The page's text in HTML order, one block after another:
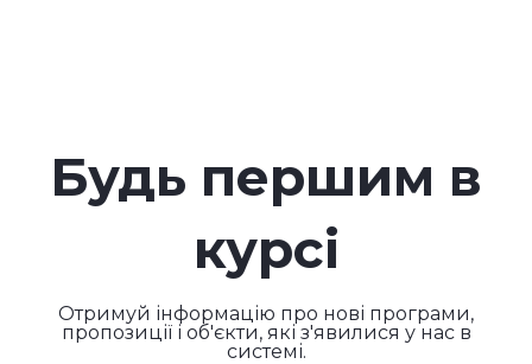
Будь першим в
курсі
Отримуй інформацію про нові програми,
пропозиції і об'єкти, які з'явилися у нас в
системі.